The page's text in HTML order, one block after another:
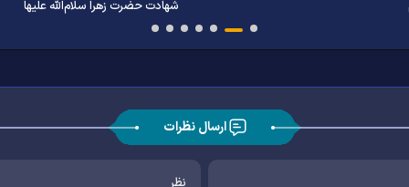
شهادت حضرت زهرا سلام‌الله علیها
ارسال نظرات